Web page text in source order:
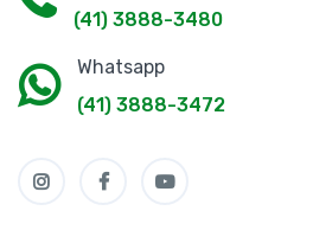
(41) 3888-3480
Whatsapp
(41) 3888-3472